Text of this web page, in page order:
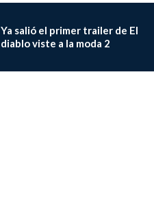
Ya salió el primer trailer de El
diablo viste a la moda 2